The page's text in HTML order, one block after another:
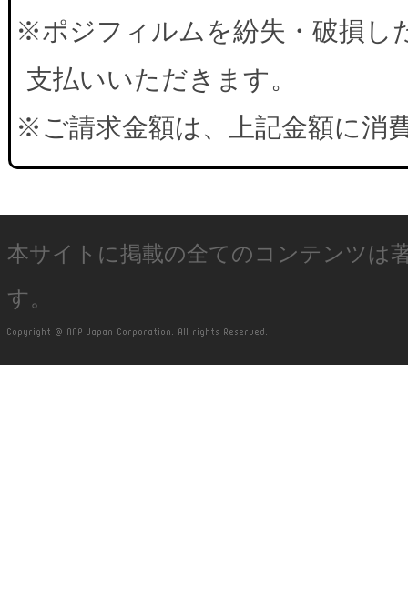
※ポジフィルムを紛失・破損し
支払いいただきます。
※ご請求金額は、上記金額に消
本サイトに掲載の全てのコンテンツは
す。